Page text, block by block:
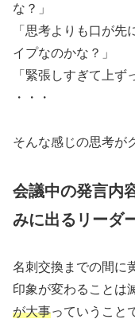
な？」
「思考よりも口が
イプなのかな？」
「緊張しすぎて上ず
・・・
そんな感じの思考が
会議中の発言内
みに出るリーダ
名刺交換までの間に
印象が変わることは
が大事っていうこと